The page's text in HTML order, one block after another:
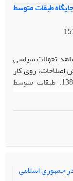
طبقات متوسط
تا ۱۳۹۲، ایران شاهد تحولات سیاسی
اصلاحات، روی کار
آمدن جریان اصولگرا و وقوع اعتراضات 1388. طبقات متوسط
سیاسی، نقش
ایفا کردند.
در شکل‌دهی به
از چارچوب
کلان سیاسی
از نظریه